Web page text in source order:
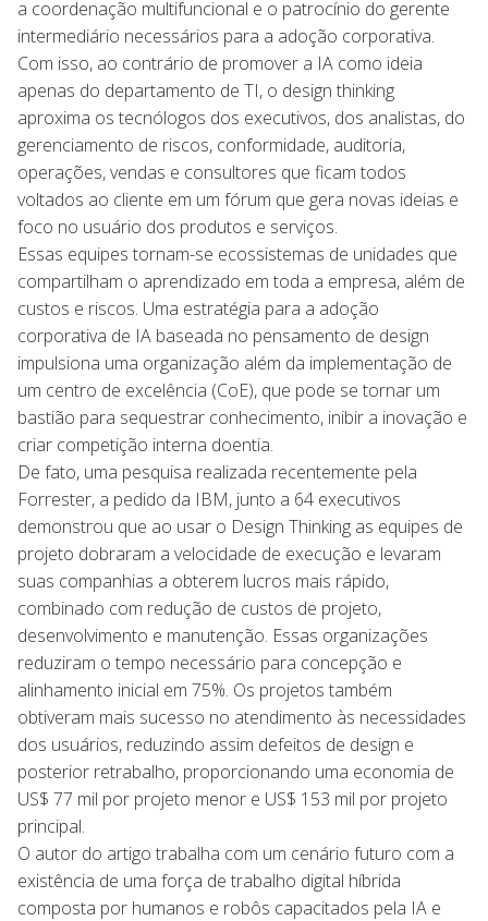
a coordenação multifuncional e o patrocínio do gerente
intermediário necessários para a adoção corporativa.
Com isso, ao contrário de promover a IA como ideia
apenas do departamento de TI, o design thinking
aproxima os tecnólogos dos executivos, dos analistas, do
gerenciamento de riscos, conformidade, auditoria,
operações, vendas e consultores que ficam todos
voltados ao cliente em um fórum que gera novas ideias e
foco no usuário dos produtos e serviços.
Essas equipes tornam-se ecossistemas de unidades que
compartilham o aprendizado em toda a empresa, além de
custos e riscos. Uma estratégia para a adoção
corporativa de IA baseada no pensamento de design
impulsiona uma organização além da implementação de
um centro de excelência (CoE), que pode se tornar um
bastião para sequestrar conhecimento, inibir a inovação e
criar competição interna doentia.
De fato, uma pesquisa realizada recentemente pela
Forrester, a pedido da IBM, junto a 64 executivos
demonstrou que ao usar o Design Thinking as equipes de
projeto dobraram a velocidade de execução e levaram
suas companhias a obterem lucros mais rápido,
combinado com redução de custos de projeto,
desenvolvimento e manutenção. Essas organizações
reduziram o tempo necessário para concepção e
alinhamento inicial em 75%. Os projetos também
obtiveram mais sucesso no atendimento às necessidades
dos usuários, reduzindo assim defeitos de design e
posterior retrabalho, proporcionando uma economia de
US$ 77 mil por projeto menor e US$ 153 mil por projeto
principal.
O autor do artigo trabalha com um cenário futuro com a
existência de uma força de trabalho digital híbrida
composta por humanos e robôs capacitados pela IA e